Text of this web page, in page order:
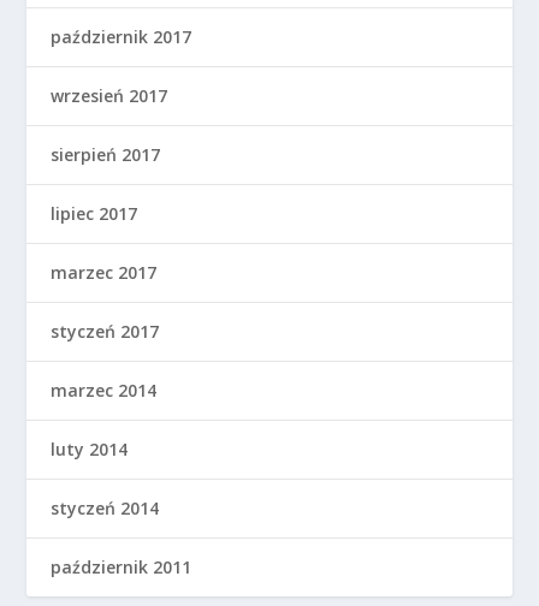
październik 2017
wrzesień 2017
sierpień 2017
lipiec 2017
marzec 2017
styczeń 2017
marzec 2014
luty 2014
styczeń 2014
październik 2011